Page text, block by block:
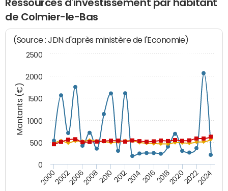
Ressources d'investissement par habitant
de Colmier-le-Bas
Montants (€)
(Source : JDN d'après ministère de l'Economie)
200020022006200820102012201420162018202020222024
0
500
1000
1500
2000
2500